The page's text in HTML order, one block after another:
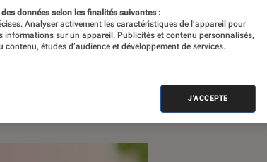
données selon les finalités suivantes :
Analyser activement les caractéristiques de l’appareil pour
informations sur un appareil. Publicités et contenu personnalisés,
études d’audience et développement de services.
J'ACCEPTE